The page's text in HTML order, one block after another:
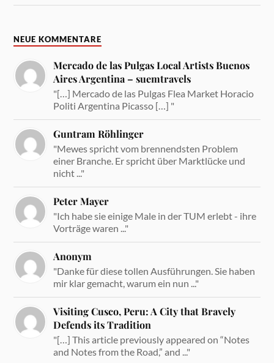
NEUE KOMMENTARE
Mercado de las Pulgas Local Artists Buenos
Aires Argentina – suemtravels
"[…] Mercado de las Pulgas Flea Market Horacio
Politi Argentina Picasso […] "
Guntram Röhlinger
"Mewes spricht vom brennendsten Problem
einer Branche. Er spricht über Marktlücke und
nicht ..."
Peter Mayer
"Ich habe sie einige Male in der TUM erlebt - ihre
Vorträge waren ..."
Anonym
"Danke für diese tollen Ausführungen. Sie haben
mir klar gemacht, warum ein nun ..."
Visiting Cusco, Peru: A City that Bravely
Defends its Tradition
"[…] This article previously appeared on “Notes
and Notes from the Road,” and ..."